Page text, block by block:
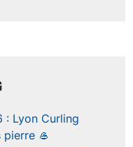
: Lyon Curling
🥌